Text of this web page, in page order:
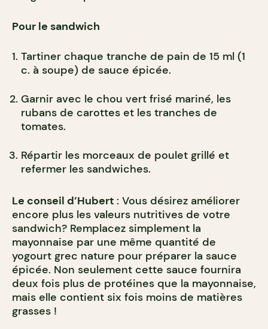
Pour le sandwich
Tartiner chaque tranche de pain de 15 ml (1
c. à soupe) de sauce épicée.
Garnir avec le chou vert frisé mariné, les
rubans de carottes et les tranches de
tomates.
Répartir les morceaux de poulet grillé et
refermer les sandwiches.
Le conseil d’Hubert : Vous désirez améliorer
encore plus les valeurs nutritives de votre
sandwich? Remplacez simplement la
mayonnaise par une même quantité de
yogourt grec nature pour préparer la sauce
épicée. Non seulement cette sauce fournira
deux fois plus de protéines que la mayonnaise,
mais elle contient six fois moins de matières
grasses !